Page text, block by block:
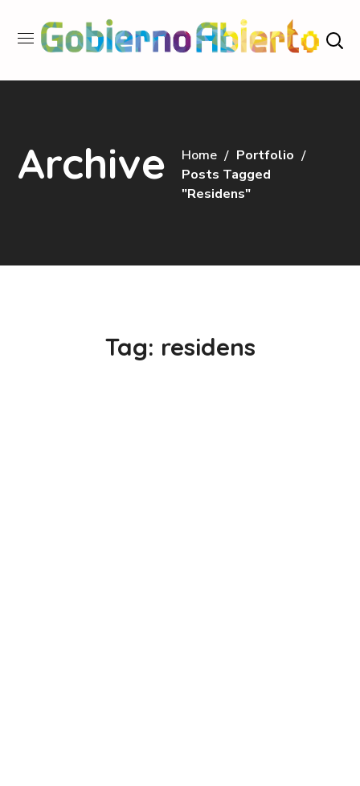
Archive Home
Portfolio
Posts Tagged
"residens"
Tag: residens